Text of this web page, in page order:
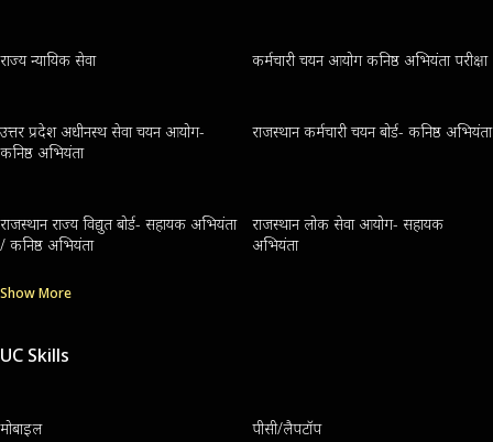
राज्य न्यायिक सेवा कर्मचारी चयन आयोग कनिष्ठ अभियंता परीक्षा
उत्तर प्रदेश अधीनस्थ सेवा चयन आयोग-
कनिष्ठ अभियंता
राजस्थान कर्मचारी चयन बोर्ड- कनिष्ठ अभियंता
राजस्थान राज्य विद्युत बोर्ड- सहायक अभियंता
/ कनिष्ठ अभियंता
राजस्थान लोक सेवा आयोग- सहायक
अभियंता
Show More
UC Skills
मोबाइल पीसी/लैपटॉप